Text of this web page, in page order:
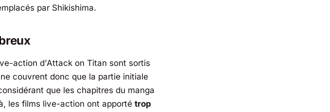
par Shikishima.
action d’Attack on Titan sont sortis
couvrent donc que la partie initiale
que les chapitres du manga
les films live-action ont apporté trop